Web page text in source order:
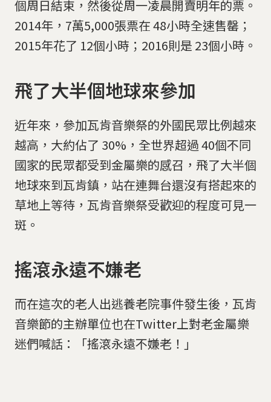
個周日結束，然後從周一凌晨開賣明年的票。
2014年，7萬5,000張票在 48小時全速售罄；
2015年花了 12個小時；2016則是 23個小時。
飛了大半個地球來參加
近年來，參加瓦肯音樂祭的外國民眾比例越來
越高，大約佔了 30%，全世界超過 40個不同
國家的民眾都受到金屬樂的感召，飛了大半個
地球來到瓦肯鎮，站在連舞台還沒有搭起來的
草地上等待，瓦肯音樂祭受歡迎的程度可見一
斑。
搖滾永遠不嫌老
而在這次的老人出逃養老院事件發生後，瓦肯
音樂節的主辦單位也在Twitter上對老金屬樂
迷們喊話：「搖滾永遠不嫌老！」